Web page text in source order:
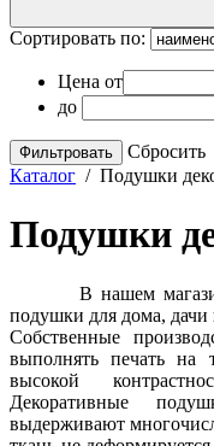
Сортировать по:
Цена от
до
Cбросить
Каталог / Подушки
Подушки
В нашем магазине
подушки для дома, дачи
Собственные
выполнять печать на
высокой
Декоративные
выдерживают